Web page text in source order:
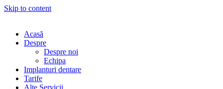
Skip to content
Acasă
Despre
Despre noi
Echipa
Implanturi dentare
Tarife
Alte Servicii